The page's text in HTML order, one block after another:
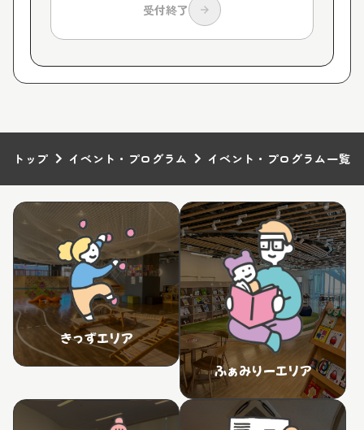
受付終了 arrow_forward
トップ イベント・プログラム イベント・プログラム一覧
きっずエリア
ふぁみりーエリア